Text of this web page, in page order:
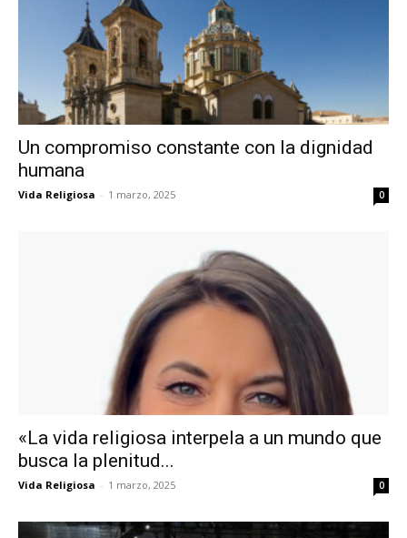
Un compromiso constante con la dignidad
humana
Vida Religiosa - 1 marzo, 2025 0
«La vida religiosa interpela a un mundo que
busca la plenitud...
Vida Religiosa - 1 marzo, 2025 0